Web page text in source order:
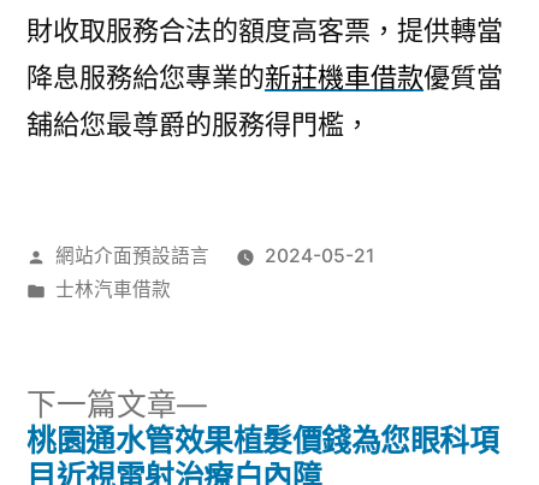
財收取服務合法的額度高客票，提供轉當
降息服務給您專業的新莊機車借款優質當
舖給您最尊爵的服務得門檻，
作
者:
網站介面預設語言
2024-05-21
分
士林汽車借款
文
下一篇文章
下
一
篇
桃園通水管效果植髮價錢為您眼科項
目近視雷射治療白內障